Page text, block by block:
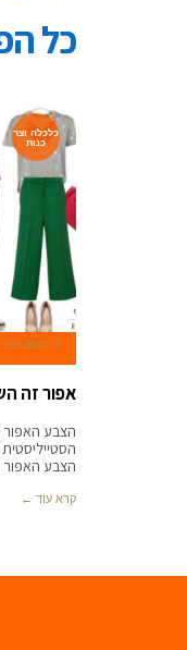
כל
כלכלה וצר
כנות
3 בספטמבר 2017
אפור זה
הצבע האפור
הצבע האפור
קרא עוד ←